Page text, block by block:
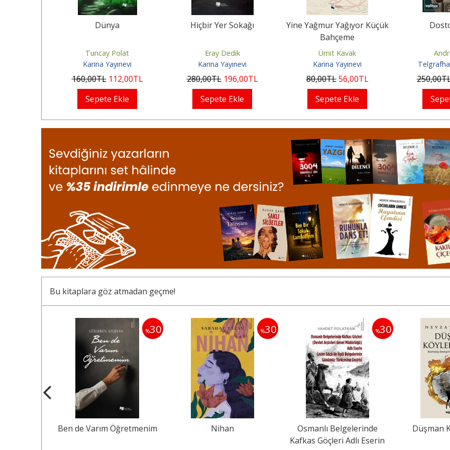
Dünya
Tuncay Polat
Karina Yayınevi
160,00TL 112,00TL
Sepete Ekle
Hiçbir Yer Sokağı
Eray Dedik
Karina Yayınevi
280,00TL 196,00TL
Sepete Ekle
Yine Yağmur Yağıyor Küçük
Bahçeme
Ümit Kavak
Karina Yayınevi
80,00TL 56,00TL
Sepete Ekle
250,00
Bu kitaplara göz atmadan geçme!
%30
Nihan
%30
Osmanlı Belgelerinde
%35
Düşman Köyleri Yaktı
Uğur